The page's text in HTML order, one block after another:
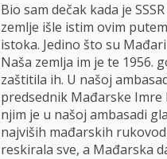
Bio sam dečak kada je
zemlje išle istim ovim
istoka. Jedino što su
Naša zemlja im je te 1956.
zaštitila ih. U našoj
predsednik Mađarske
njim je u našoj ambasadi
najviših mađarskih
reskirala sve, a Mađarska